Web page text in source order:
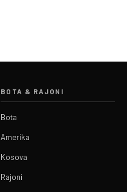
BOTA & RAJONI
Bota
Amerika
Kosova
Rajoni